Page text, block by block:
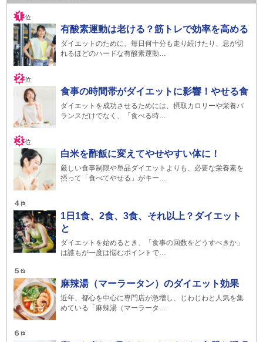
有酸素運動は老ける？筋トレで効率を高める
ダイエットのために、毎日何十分も走り続けたり、息が切
れるほどのハードな有酸素運動…
食事の時間帯がダイエットに影響！やせる食
ダイエットを成功させるためには、摂取カロリーや栄養バ
ランスだけでなく、「食べる時…
白米を酢飯に変えてやせやすい体に！
厳しい食事制限や単品ダイエットよりも、必要な栄養素を
摂って「食べてやせる」がキー…
1日1食、2食、3食、それ以上？ダイエット
と
ダイエットを始めるとき、「食事の回数をどうすべきか」
は誰もが一度は悩むポイントで…
麻辣湯（マーラータン）のダイエット効果
近年、都心を中心に専門店が急増し、じわじわと人気を集
めている「麻辣湯（マーラータ…